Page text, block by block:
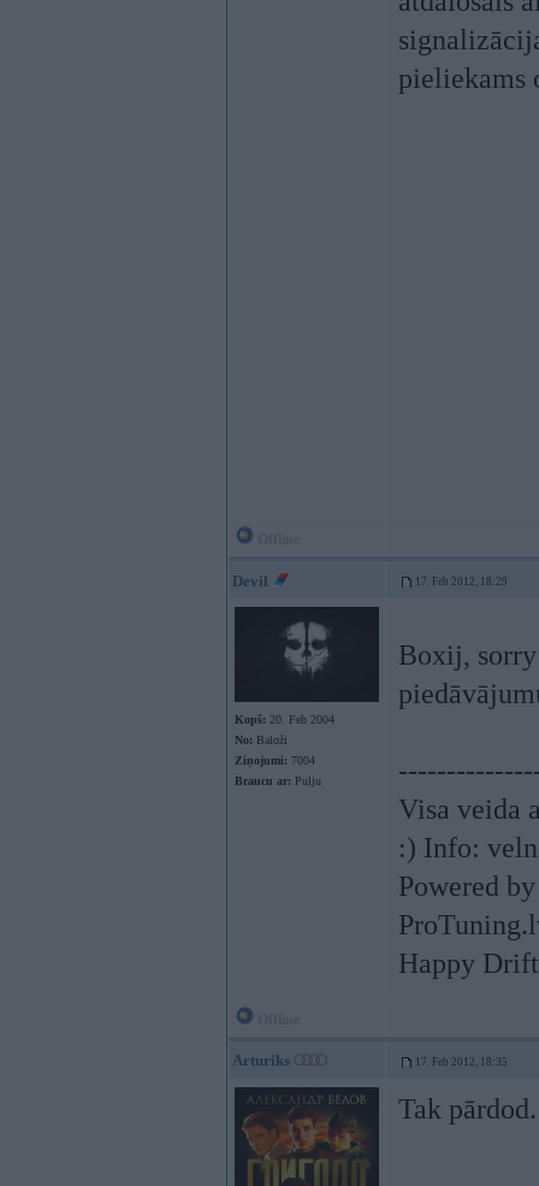
pieliekams
Devil 17. Feb 2012, 18:29
Kopš: 20. Feb 2004
No: Baloži
Ziņojumi: 7004
Braucu ar: Pulju
Boxij,
Visa veida
:) Info:
Powered by
Happy
Arturiks 17. Feb 2012, 18:35
Tak